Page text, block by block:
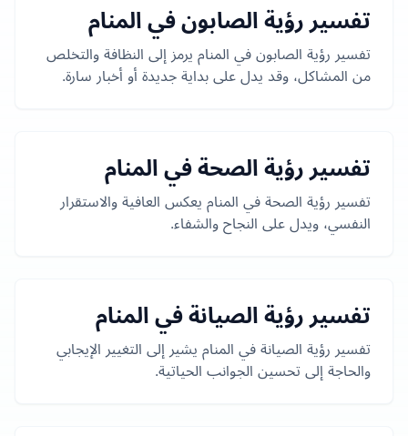
تفسير رؤية الصابون في المنام
تفسير رؤية الصابون في المنام يرمز إلى النظافة والتخلص
من المشاكل، وقد يدل على بداية جديدة أو أخبار سارة.
تفسير رؤية الصحة في المنام
تفسير رؤية الصحة في المنام يعكس العافية والاستقرار
النفسي، ويدل على النجاح والشفاء.
تفسير رؤية الصيانة في المنام
تفسير رؤية الصيانة في المنام يشير إلى التغيير الإيجابي
والحاجة إلى تحسين الجوانب الحياتية.